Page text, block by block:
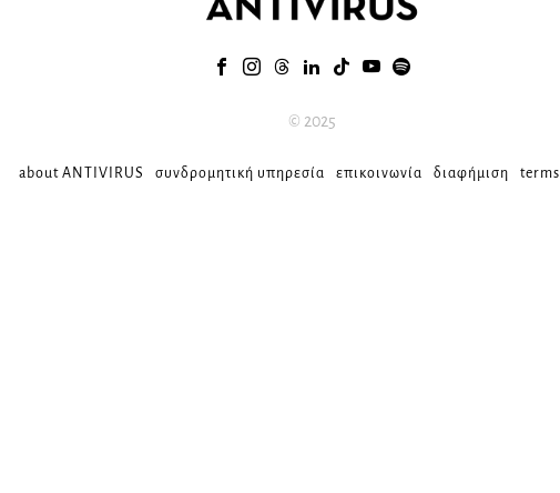
© 2025
about ANTIVIRUS συνδρομητική υπηρεσία επικοινωνία διαφήμιση